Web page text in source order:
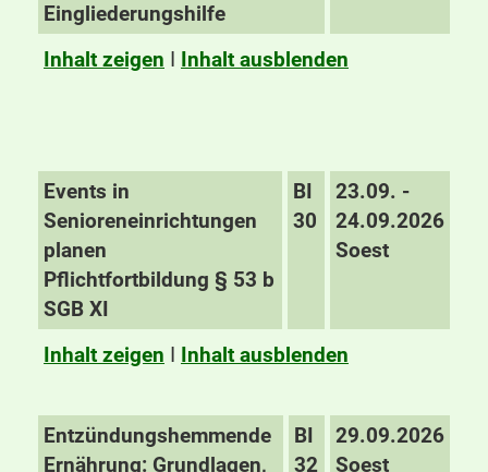
Eingliederungshilfe
Inhalt zeigen I Inhalt ausblenden
Events in
Senioreneinrichtungen
planen
Pflichtfortbildung § 53 b
SGB XI
BI
30
23.09. -
24.09.2026
Soest
Inhalt zeigen I Inhalt ausblenden
Entzündungshemmende
Ernährung: Grundlagen,
BI
32
29.09.2026
Soest